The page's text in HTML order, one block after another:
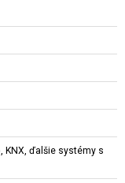
KNX, ďalšie systémy s